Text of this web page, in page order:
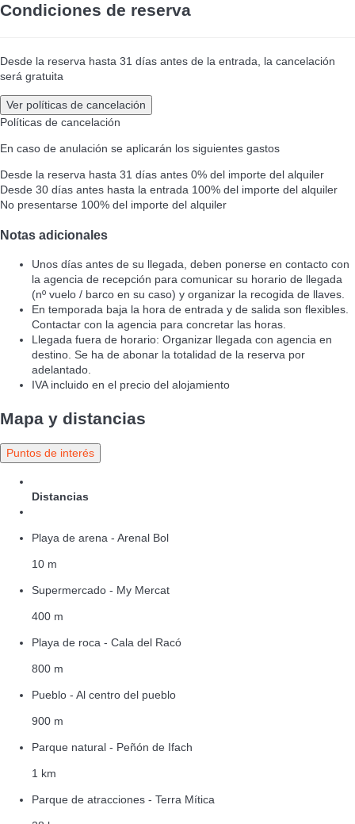
Condiciones de reserva
Desde la reserva hasta 31 días antes de la entrada, la cancelación
será gratuita
Ver políticas de cancelación
Políticas de cancelación
En caso de anulación se aplicarán los siguientes gastos
Desde la reserva hasta 31 días antes 0% del importe del alquiler
Desde 30 días antes hasta la entrada 100% del importe del alquiler
No presentarse 100% del importe del alquiler
Notas adicionales
Unos días antes de su llegada, deben ponerse en contacto con
la agencia de recepción para comunicar su horario de llegada
(nº vuelo / barco en su caso) y organizar la recogida de llaves.
En temporada baja la hora de entrada y de salida son flexibles.
Contactar con la agencia para concretar las horas.
Llegada fuera de horario: Organizar llegada con agencia en
destino. Se ha de abonar la totalidad de la reserva por
adelantado.
IVA incluido en el precio del alojamiento
Mapa y distancias
Puntos de interés
Distancias
Playa de arena - Arenal Bol
10 m
Supermercado - My Mercat
400 m
Playa de roca - Cala del Racó
800 m
Pueblo - Al centro del pueblo
900 m
Parque natural - Peñón de Ifach
1 km
Parque de atracciones - Terra Mítica